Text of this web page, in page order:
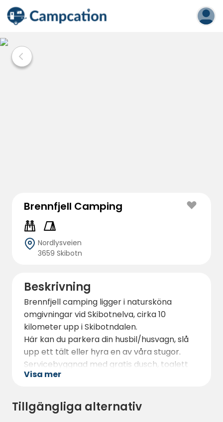
Brennfjell Camping
Nordlysveien
3659 Skibotn
Beskrivning
Brennfjell camping ligger i natursköna
omgivningar vid Skibotnelva, cirka 10
kilometer upp i Skibotndalen.
Här kan du parkera din husbil/husvagn, slå
upp ett tält eller hyra en av våra stugor.
Servicebyggnad med gratis dusch, toalett
och gemensamt kök. Tvättstuga med
Polletter kan köpas i receptionen.
Visa mer
Tillgängliga alternativ